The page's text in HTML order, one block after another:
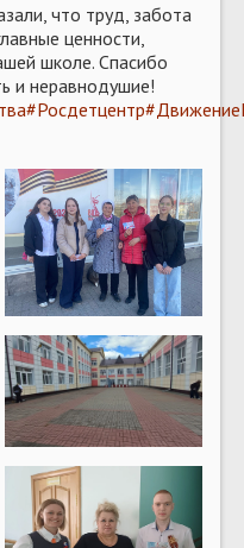
что труд, забота
ценности,
школе. Спасибо
и неравнодушие!
#Росдетцентр